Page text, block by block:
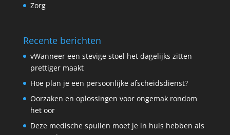
Zorg
Recente berichten
vWanneer een stevige stoel het dagelijks zitten
prettiger maakt
Hoe plan je een persoonlijke afscheidsdienst?
Oorzaken en oplossingen voor ongemak rondom
het oor
Deze medische spullen moet je in huis hebben als